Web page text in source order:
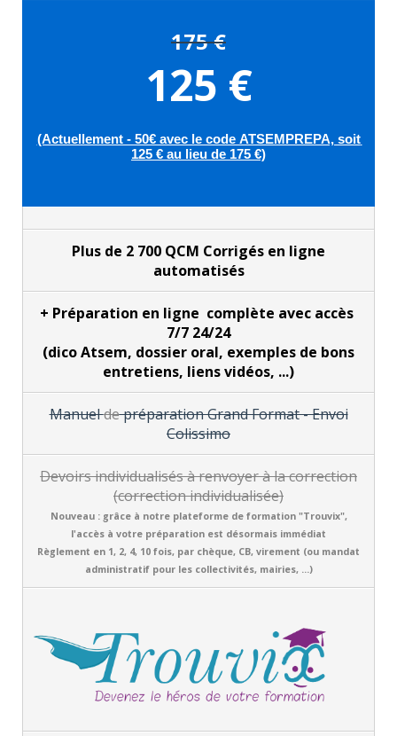
175 €
125 €
(Actuellement - 50€ avec le code ATSEMPREPA, soit
125 € au lieu de 175 €)
Plus de 2 700 QCM Corrigés en ligne
automatisés
+ Préparation en ligne complète avec accès
7/7 24/24
(dico Atsem, dossier oral, exemples de bons
entretiens, liens vidéos, ...)
Manueldepréparation Grand Format - Envoi
Colissimo
Devoirs individualisés à renvoyer àlacorrection
(correctionindividualisée)
Nouveau : grâce à notre plateforme de formation "Trouvix",
l'accès à votre préparation est désormais immédiat
Règlement en 1, 2, 4, 10 fois, par chèque, CB, virement (ou mandat
administratif pour les collectivités, mairies, ...)